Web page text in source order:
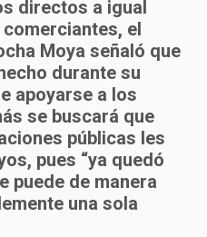
directos a igual
el
Moya señaló que
durante su
apoyarse a los
se buscará que
públicas les
pues “ya quedó
puede de manera
una sola